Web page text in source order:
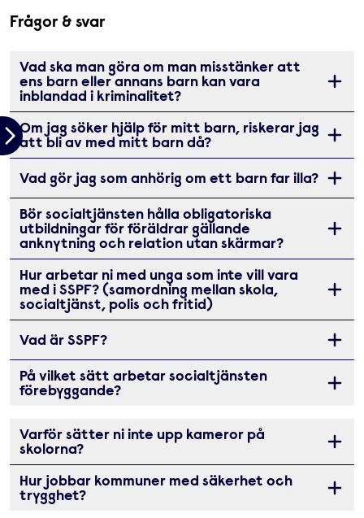
Frågor & svar
Vad ska man göra om man misstänker att
ens barn eller annans barn kan vara
inblandad i kriminalitet?
Om jag söker hjälp för mitt barn, riskerar jag
att bli av med mitt barn då?
Vad gör jag som anhörig om ett barn far illa?
Bör socialtjänsten hålla obligatoriska
utbildningar för föräldrar gällande
anknytning och relation utan skärmar?
Hur arbetar ni med unga som inte vill vara
med i SSPF? (samordning mellan skola,
socialtjänst, polis och fritid)
Vad är SSPF?
På vilket sätt arbetar socialtjänsten
förebyggande?
Varför sätter ni inte upp kameror på
skolorna?
Hur jobbar kommuner med säkerhet och
trygghet?